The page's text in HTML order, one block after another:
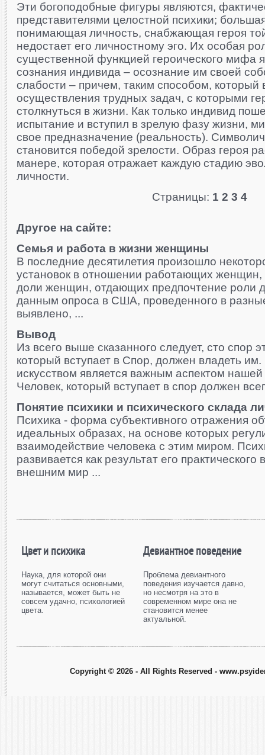
Эти богоподобные фигуры являются,
представителями целостной психики;
понимающая личность, снабжающая героя
недостает его личностному эго. Их особая
существенной функцией героического мифа
сознания индивида – осознание им своей
слабости – причем, таким способом, который
осуществления трудных задач, с которыми
столкнуться в жизни. Как только индивид
испытание и вступил в зрелую фазу жизни,
свое предназначение (реальность).
становится победой зрелости. Образ героя
манере, которая отражает каждую стадию
личности.
Страницы: 1 2 3 4
Другое на сайте:
Семья и работа в жизни женщины
В последние десятилетия произошло
установок в отношении работающих
доли женщин, отдающих предпочтение роли
данным опроса в США, проведенного в
выявлено, ...
Вывод
Из всего выше сказанного следует, сто спор
который вступает в Спор, должен владеть
искусством является важным аспектом
Человек, который вступает в спор должен
Понятие психики и психического склада
Психика - форма субъективного отражения
идеальных образах, на основе которых
взаимодействие человека с этим миром.
развивается как результат его
внешним мир ...
Цвет и психика
Наука, для которой они
могут считаться основными,
называется, может быть не
совсем удачно, психологией
цвета.
Девиантное поведение
Проблема девиантного
поведения изучается давно,
но несмотря на это в
современном мире она не
становится менее
актуальной.
Copyright © 2026 - All Rights Reserved -